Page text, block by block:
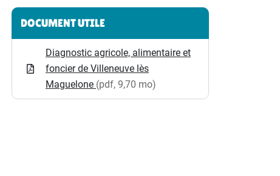
Informations complémentaires
DOCUMENT UTILE
Diagnostic agricole, alimentaire et
foncier de Villeneuve lès
Maguelone (pdf, 9,70 mo)